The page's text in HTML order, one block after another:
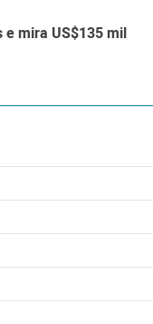
e mira US$135 mil